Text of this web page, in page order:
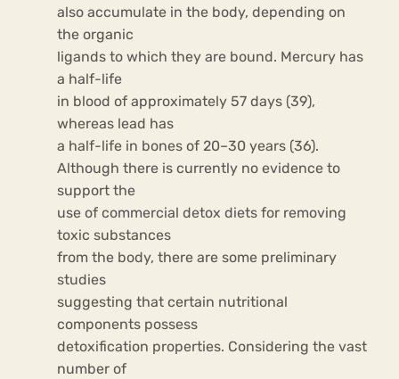
also accumulate in the body, depending on
the organic
ligands to which they are bound. Mercury has
a half-life
in blood of approximately 57 days (39),
whereas lead has
a half-life in bones of 20–30 years (36).
Although there is currently no evidence to
support the
use of commercial detox diets for removing
toxic substances
from the body, there are some preliminary
studies
suggesting that certain nutritional
components possess
detoxification properties. Considering the vast
number of